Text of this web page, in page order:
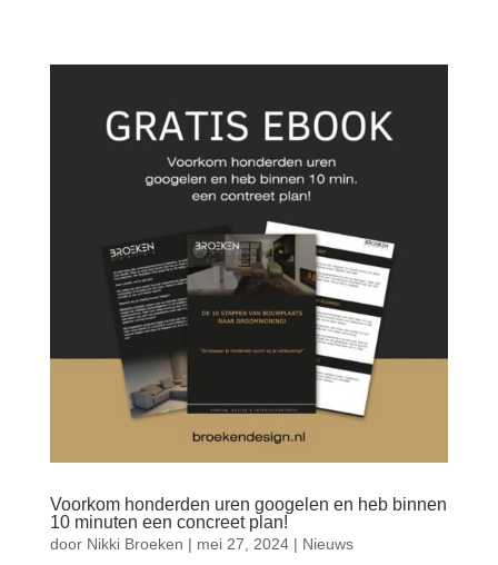
Voorkom honderden uren googelen en heb binnen
10 minuten een concreet plan!
door Nikki Broeken | mei 27, 2024| Nieuws